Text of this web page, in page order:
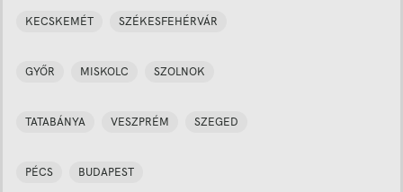
KECSKEMÉT SZÉKESFEHÉRVÁR
GYŐR MISKOLC SZOLNOK
TATABÁNYA VESZPRÉM SZEGED
PÉCS BUDAPEST